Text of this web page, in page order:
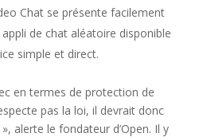
Chat se présente facilement
de chat aléatoire disponible
simple et direct.
en termes de protection de
pas la loi, il devrait donc
alerte le fondateur d’Open. Il y